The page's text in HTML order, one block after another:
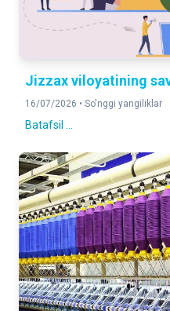
Jizzax viloyatining
16/07/2026 • So'nggi yangiliklar
Batafsil ...